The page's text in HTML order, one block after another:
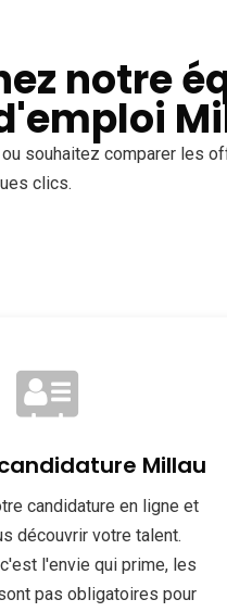
notre
souhaitez comparer les
clics.
Millau
candidature en ligne et
découvrir votre talent.
l'envie qui prime, les
pas obligatoires pour